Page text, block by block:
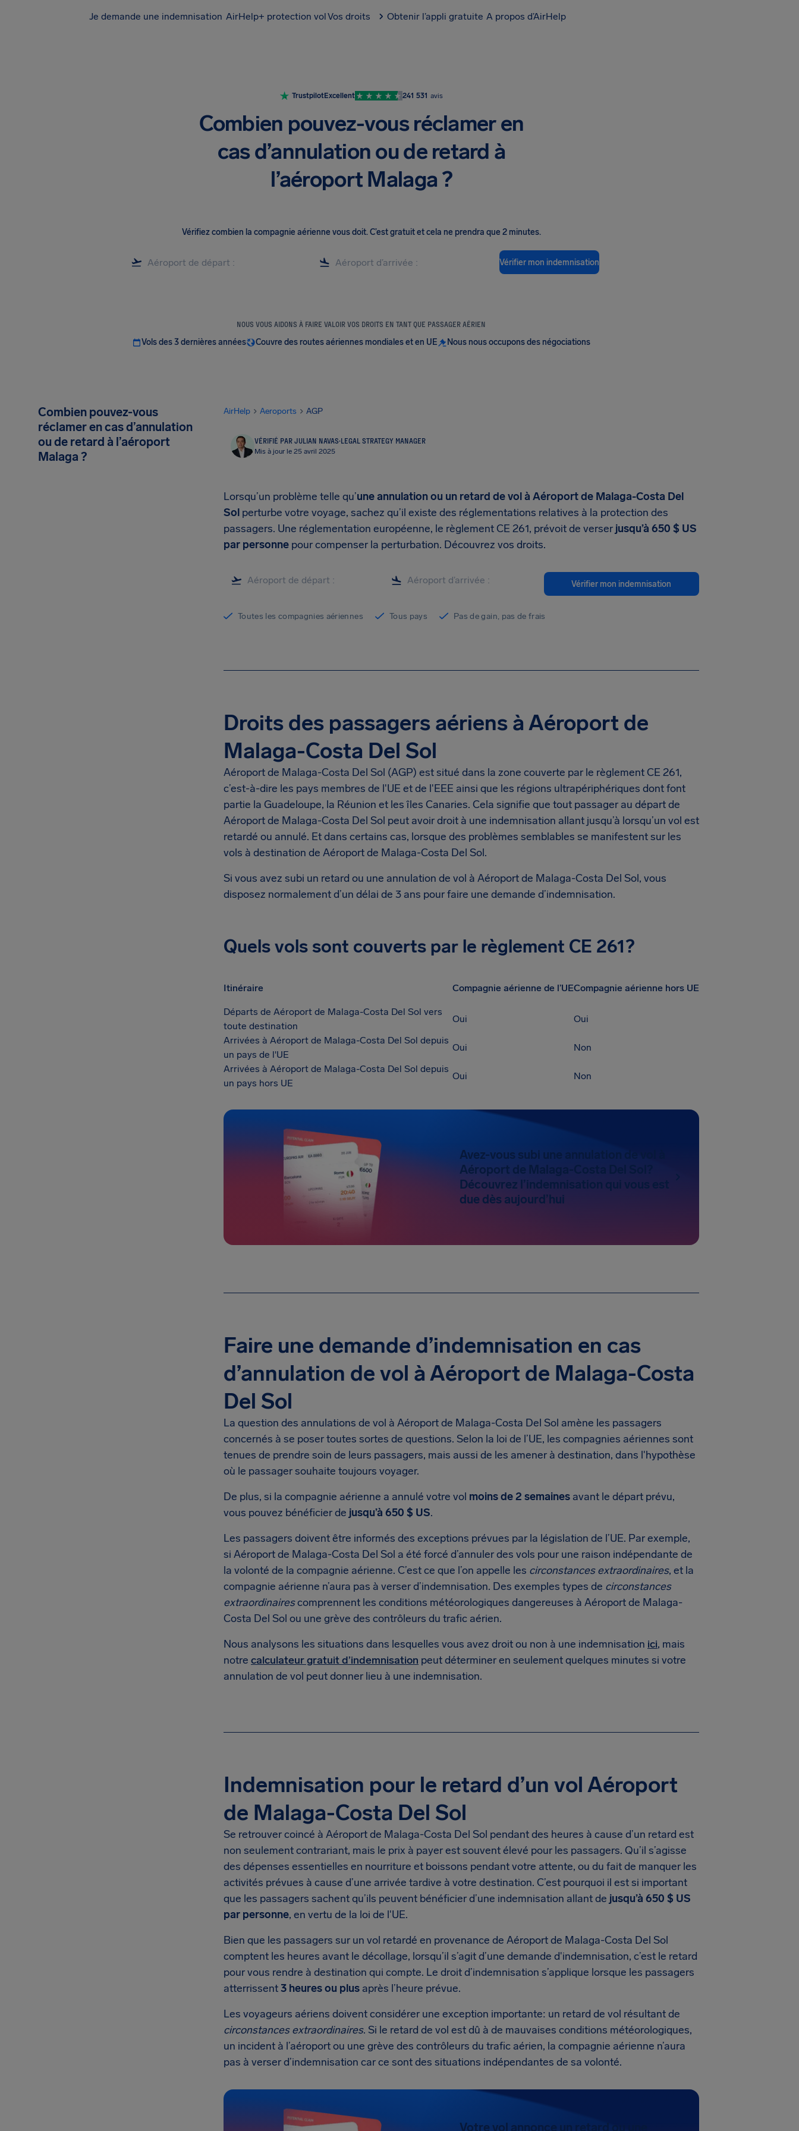
Je demande une indemnisation AirHelp+ protection volVos droits Obtenir l’appli gratuite A propos d’AirHelp
TrustpilotExcellent 241 531 avis
Combien pouvez-vous réclamer en
cas d’annulation ou de retard à
l’aéroport Malaga ?
Vérifiez combien la compagnie aérienne vous doit.C’est gratuit et cela ne prendra que 2 minutes.
Vérifier mon indemnisation
NOUS VOUS AIDONS À FAIRE VALOIR VOS DROITS EN TANT QUE PASSAGER AÉRIEN
Vols des 3 dernières années Couvre des routes aériennes mondiales et en UE Nous nous occupons des négociations
Combien pouvez-vous
réclamer en cas d’annulation
ou de retard à l’aéroport
Malaga ?
AirHelp Aeroports AGP
VÉRIFIÉ PAR JULIAN NAVAS·LEGAL STRATEGY MANAGER
Mis à jour le 25 avril 2025
Lorsqu’un problème telle qu’une annulation ou un retard de vol à Aéroport de Malaga-Costa Del
Sol perturbe votre voyage, sachez qu’il existe des réglementations relatives à la protection des
passagers. Une réglementation européenne, le règlement CE 261, prévoit de verser jusqu’à 650 $ US
par personne pour compenser la perturbation. Découvrez vos droits.
Vérifier mon indemnisation
Toutes les compagnies aériennes Tous pays Pas de gain, pas de frais
Droits des passagers aériens à Aéroport de
Malaga-Costa Del Sol
Aéroport de Malaga-Costa Del Sol (AGP) est situé dans la zone couverte par le règlement CE 261,
c’est-à-dire les pays membres de l'UE et de l'EEE ainsi que les régions ultrapériphériques dont font
partie la Guadeloupe, la Réunion et les îles Canaries. Cela signifie que tout passager au départ de
Aéroport de Malaga-Costa Del Sol peut avoir droit à une indemnisation allant jusqu’à lorsqu’un vol est
retardé ou annulé. Et dans certains cas, lorsque des problèmes semblables se manifestent sur les
vols à destination de Aéroport de Malaga-Costa Del Sol.
Si vous avez subi un retard ou une annulation de vol à Aéroport de Malaga-Costa Del Sol, vous
disposez normalement d’un délai de 3 ans pour faire une demande d’indemnisation.
Quels vols sont couverts par le règlement CE 261?
Itinéraire Compagnie aérienne de l’UECompagnie aérienne hors UE
Départs de Aéroport de Malaga-Costa Del Sol vers
toute destination
Oui
Oui
Arrivées à Aéroport de Malaga-Costa Del Sol depuis
un pays de l'UE
Oui
Non
Arrivées à Aéroport de Malaga-Costa Del Sol depuis
un pays hors UE
Oui Non
Avez-vous subi une annulation de vol à
Aéroport de Malaga-Costa Del Sol?
Découvrez l’indemnisation qui vous est
due dès aujourd’hui
Faire une demande d’indemnisation en cas
d’annulation de vol à Aéroport de Malaga-Costa
Del Sol
La question des annulations de vol à Aéroport de Malaga-Costa Del Sol amène les passagers
concernés à se poser toutes sortes de questions. Selon la loi de l’UE, les compagnies aériennes sont
tenues de prendre soin de leurs passagers, mais aussi de les amener à destination, dans l'hypothèse
où le passager souhaite toujours voyager.
De plus, si la compagnie aérienne a annulé votre vol moins de 2 semaines avant le départ prévu,
vous pouvez bénéficier de jusqu’à 650 $ US.
Les passagers doivent être informés des exceptions prévues par la législation de l’UE. Par exemple,
si Aéroport de Malaga-Costa Del Sol a été forcé d’annuler des vols pour une raison indépendante de
la volonté de la compagnie aérienne. C’est ce que l’on appelle les circonstances extraordinaires, et la
compagnie aérienne n’aura pas à verser d’indemnisation. Des exemples types de circonstances
extraordinairescomprennent les conditions météorologiques dangereuses à Aéroport de Malaga-
Costa Del Sol ou une grève des contrôleurs du trafic aérien.
Nous analysons les situations dans lesquelles vous avez droit ou non à une indemnisation ici, mais
notre calculateur gratuit d’indemnisation peut déterminer en seulement quelques minutes si votre
annulation de vol peut donner lieu à une indemnisation.
Indemnisation pour le retard d’un vol Aéroport
de Malaga-Costa Del Sol
Se retrouver coincé à Aéroport de Malaga-Costa Del Sol pendant des heures à cause d’un retard est
non seulement contrariant, mais le prix à payer est souvent élevé pour les passagers. Qu’il s’agisse
des dépenses essentielles en nourriture et boissons pendant votre attente, ou du fait de manquer les
activités prévues à cause d’une arrivée tardive à votre destination. C’est pourquoi il est si important
que les passagers sachent qu’ils peuvent bénéficier d’une indemnisation allant de jusqu’à 650 $ US
par personne, en vertu de la loi de l'UE.
Bien que les passagers sur un vol retardé en provenance de Aéroport de Malaga-Costa Del Sol
comptent les heures avant le décollage, lorsqu’il s’agit d’une demande d'indemnisation, c’est le retard
pour vous rendre à destination qui compte. Le droit d’indemnisation s’applique lorsque les passagers
atterrissent3 heures ou plus après l’heure prévue.
Les voyageurs aériens doivent considérer une exception importante: un retard de vol résultant de
circonstances extraordinaires. Si le retard de vol est dû à de mauvaises conditions météorologiques,
un incident à l’aéroport ou une grève des contrôleurs du trafic aérien, la compagnie aérienne n’aura
pas à verser d’indemnisation car ce sont des situations indépendantes de sa volonté.
Votre vol annonce un retard ou une